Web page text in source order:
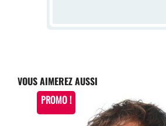
VOUS AIMEREZ AUSSI
PROMO !